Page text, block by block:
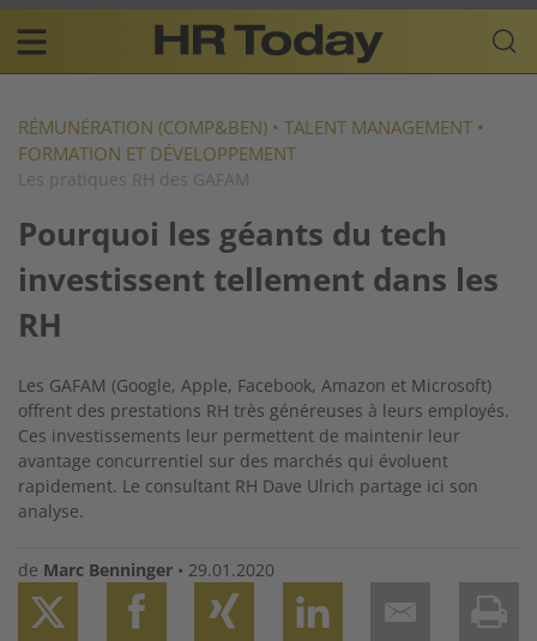
Skip
content
Plattform
für
Resources
navigation
FR
RÉMUNÉRATION (COMP&BEN) • TALENT MANAGEMENT •
FORMATION ET DÉVELOPPEMENT
Les pratiques RH des GAFAM
Pourquoi les géants du tech
investissent tellement dans les
RH
Les GAFAM (Google, Apple, Facebook, Amazon et Microsoft)
offrent des prestations RH très généreuses à leurs employés.
Ces investissements leur permettent de maintenir leur
avantage concurrentiel sur des marchés qui évoluent
rapidement. Le consultant RH Dave Ulrich partage ici son
analyse.
de Marc Benninger • 29.01.2020